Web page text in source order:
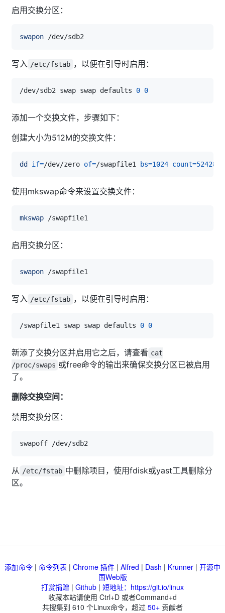
启用交换分区：
swapon
写入 /etc/fstab ，以便在引导时启用：
/dev/sdb2 swap swap defaults 0 0
添加一个交换文件，步骤如下：
创建大小为512M的交换文件：
dd if=/dev/zero of=/swapfile1 bs=1024 count=524288
使用mkswap命令来设置交换文件：
mkswap
启用交换分区：
swapon
写入 /etc/fstab ，以便在引导时启用：
/swapfile1 swap swap defaults 0 0
新添了交换分区并启用它之后，请查看 cat
/proc/swaps 或free命令的输出来确保交换分区已被启用
了。
删除交换空间：
禁用交换分区：
从 /etc/fstab 中删除项目，使用fdisk或yast工具删除分
区。
添加命令 | 命令列表 | Chrome 插件 | Alfred | Dash | Krunner | 开源中
国Web版
打赏捐赠 | Github | 短地址：https://git.io/linux
收藏本站请使用 Ctrl+D 或者Command+d
共搜集到 610 个Linux命令，超过 50+ 贡献者